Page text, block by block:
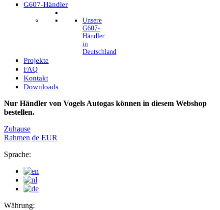
G607-Händler
Unsere
G607-
Händler
in
Deutschland
Projekte
FAQ
Kontakt
Downloads
Nur Händler von Vogels Autogas können in diesem Webshop
bestellen.
Zuhause
Rahmen de EUR
Sprache:
Währung: